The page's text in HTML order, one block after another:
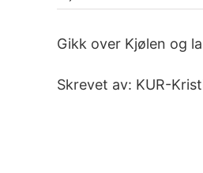
Gikk over Kjølen og
Skrevet av: KUR-